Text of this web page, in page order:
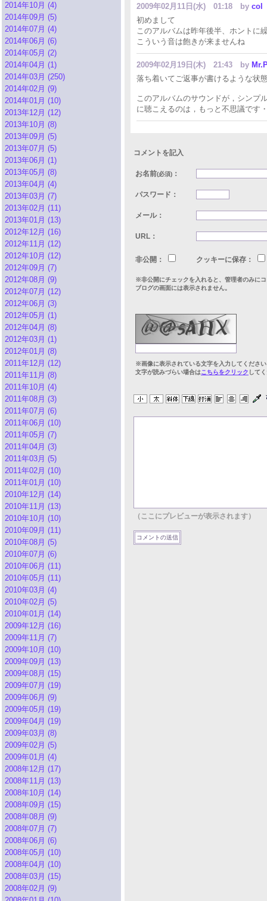
2014年10月 (4)
2014年09月 (5)
2014年07月 (4)
2014年06月 (6)
2014年05月 (2)
2014年04月 (1)
2014年03月 (250)
2014年02月 (9)
2014年01月 (10)
2013年12月 (12)
2013年10月 (8)
2013年09月 (5)
2013年07月 (5)
2013年06月 (1)
2013年05月 (8)
2013年04月 (4)
2013年03月 (7)
2013年02月 (11)
2013年01月 (13)
2012年12月 (16)
2012年11月 (12)
2012年10月 (12)
2012年09月 (7)
2012年08月 (9)
2012年07月 (12)
2012年06月 (3)
2012年05月 (1)
2012年04月 (8)
2012年03月 (1)
2012年01月 (8)
2011年12月 (12)
2011年11月 (8)
2011年10月 (4)
2011年08月 (3)
2011年07月 (6)
2011年06月 (10)
2011年05月 (7)
2011年04月 (3)
2011年03月 (5)
2011年02月 (10)
2011年01月 (10)
2010年12月 (14)
2010年11月 (13)
2010年10月 (10)
2010年09月 (11)
2010年08月 (5)
2010年07月 (6)
2010年06月 (11)
2010年05月 (11)
2010年03月 (4)
2010年02月 (5)
2010年01月 (14)
2009年12月 (16)
2009年11月 (7)
2009年10月 (10)
2009年09月 (13)
2009年08月 (15)
2009年07月 (19)
2009年06月 (9)
2009年05月 (19)
2009年04月 (19)
2009年03月 (8)
2009年02月 (5)
2009年01月 (4)
2008年12月 (17)
2008年11月 (13)
2008年10月 (14)
2008年09月 (15)
2008年08月 (9)
2008年07月 (7)
2008年06月 (6)
2008年05月 (10)
2008年04月 (10)
2008年03月 (15)
2008年02月 (9)
2009年02月11日(水) 01:18 by col
初めまして
このアルバムは昨年後半、ホントに
こういう音は飽きが来ませんね
2009年02月19日(木) 21:43 by
落ち着いてご返事が書けるような状
このアルバムのサウンドが，シンプ
に聴こえるのは，もっと不思議です
コメントを記入
お名前(必須) ：
パスワード：
メール：
URL：
非公開： クッキーに保存：
※非公開にチェックを入れると、管理者のみに
ブログの画面には表示されません。
※画像に表示されている文字を入力してくださ
文字が読みづらい場合はこちらをクリック して
（ここにプレビューが表示されます）